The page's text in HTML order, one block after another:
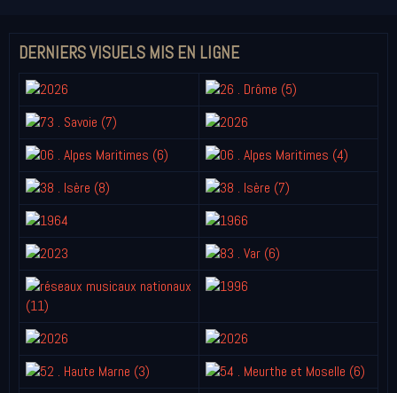
DERNIERS VISUELS MIS EN LIGNE